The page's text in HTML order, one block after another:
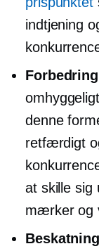
indtjening
denne
retfærdigt
at skille sig
mærker og
Beskatning